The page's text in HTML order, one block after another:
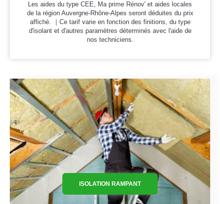
Les aides du type CEE, Ma prime Rénov' et aides locales
de la région Auvergne-Rhône-Alpes seront déduites du prix
affiché. ｜Ce tarif varie en fonction des finitions, du type
d'isolant et d'autres paramètres déterminés avec l'aide de
nos techniciens.
ISOLATION RAMPANT